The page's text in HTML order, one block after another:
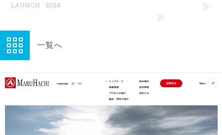
2024
一覧へ